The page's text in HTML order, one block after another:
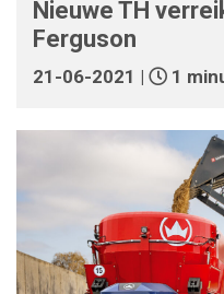
Nieuwe TH
Ferguson
21-06-2021 | 1